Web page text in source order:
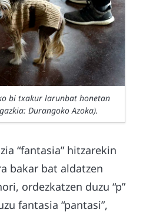
bi txakur larunbat honetan
Durangoko Azoka).
“fantasia” hitzarekin
bakar bat aldatzen
ordezkatzen duzu “p”
fantasia “pantasi”,